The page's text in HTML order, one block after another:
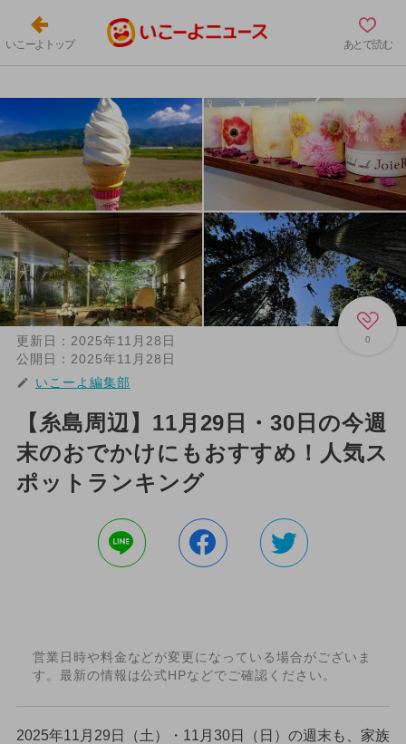
いこーよトップ あとで読む
0
更新日： 2025年11月28日
公開日： 2025年11月28日
いこーよ編集部
【糸島周辺】11月29日・30日の今週
末のおでかけにもおすすめ！人気ス
ポットランキング
営業日時や料金などが変更になっている場合がございま
す。最新の情報は公式HPなどでご確認ください。
2025年11月29日（土）・11月30日（日）の週末も、家族